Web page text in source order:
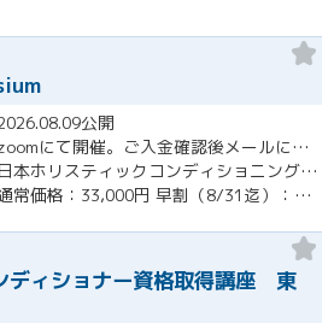
公開
zoomにて開催。ご入金確認後メールにてURLをお送りいたします。
日本ホリスティックコンディショニング協会
通常価格：33,000円 早割（8/31迄）：22,000円
ディショナー資格取得講座 東